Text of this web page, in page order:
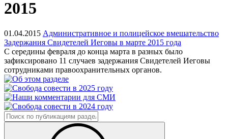
2015
01.04.2015 Административное и полицейское вмешательство
Задержания Свидетелей Иеговы в марте 2015 года
С середины февраля до конца марта в разных было
зафиксировано 11 случаев задержания Свидетелей Иеговы
сотрудниками правоохранительных органов.